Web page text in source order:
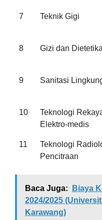
7 Teknik Gigi
8 Gizi dan Dietetika
9 Sanitasi
10
Teknologi
Elektro-medis
11
Teknologi
Pencitraan
Baca Juga:
Biaya
2024/2025
Karawang)